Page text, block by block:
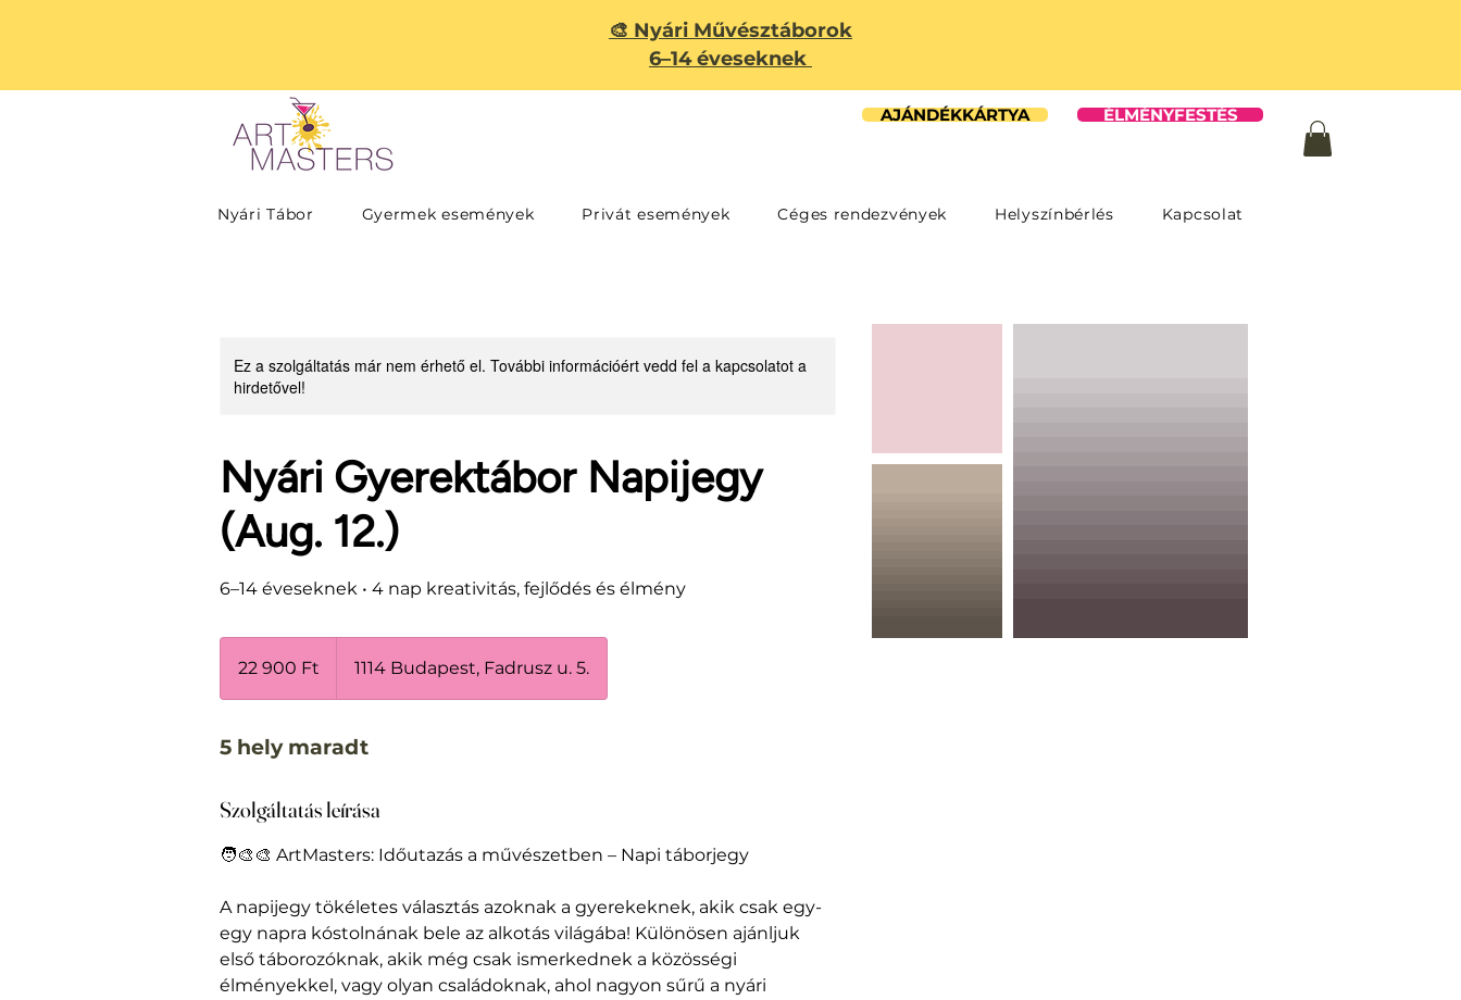
🎨 Nyári Művésztáborok
6–14 éveseknek
ÉLMÉNYFESTÉS
AJÁNDÉKKÁRTYA
Nyári Tábor Gyermek események Privát események Céges rendezvények Helyszínbérlés Kapcsolat
Ez a szolgáltatás már nem érhető el. További információért vedd fel a kapcsolatot a
hirdetővel!
Nyári Gyerektábor Napijegy
(Aug. 12.)
6–14 éveseknek • 4 nap kreativitás, fejlődés és élmény
forint22 900 Ft 1114 Budapest, Fadrusz u. 5.
5 hely maradt
Szolgáltatás leírása
🧑‍🎨🎨 ArtMasters: Időutazás a művészetben – Napi táborjegy
A napijegy tökéletes választás azoknak a gyerekeknek, akik csak egy-
egy napra kóstolnának bele az alkotás világába! Különösen ajánljuk
első táborozóknak, akik még csak ismerkednek a közösségi
élményekkel, vagy olyan családoknak, ahol nagyon sűrű a nyári